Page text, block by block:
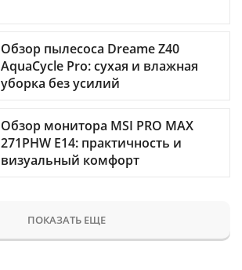
Обзор пылесоса Dreame Z40
AquaCycle Pro: сухая и влажная
уборка без усилий
Обзор монитора MSI PRO MAX
271PHW E14: практичность и
визуальный комфорт
ПОКАЗАТЬ ЕЩЕ